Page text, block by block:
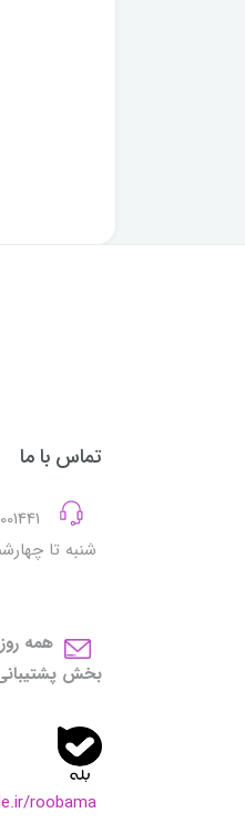
تماس با ما
شنبه تا
همه
بخش پشتیبانی
roobama